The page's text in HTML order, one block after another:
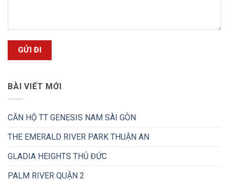
BÀI VIẾT MỚI
CĂN HỘ TT GENESIS NAM SÀI GÒN
THE EMERALD RIVER PARK THUẬN AN
GLADIA HEIGHTS THỦ ĐỨC
PALM RIVER QUẬN 2